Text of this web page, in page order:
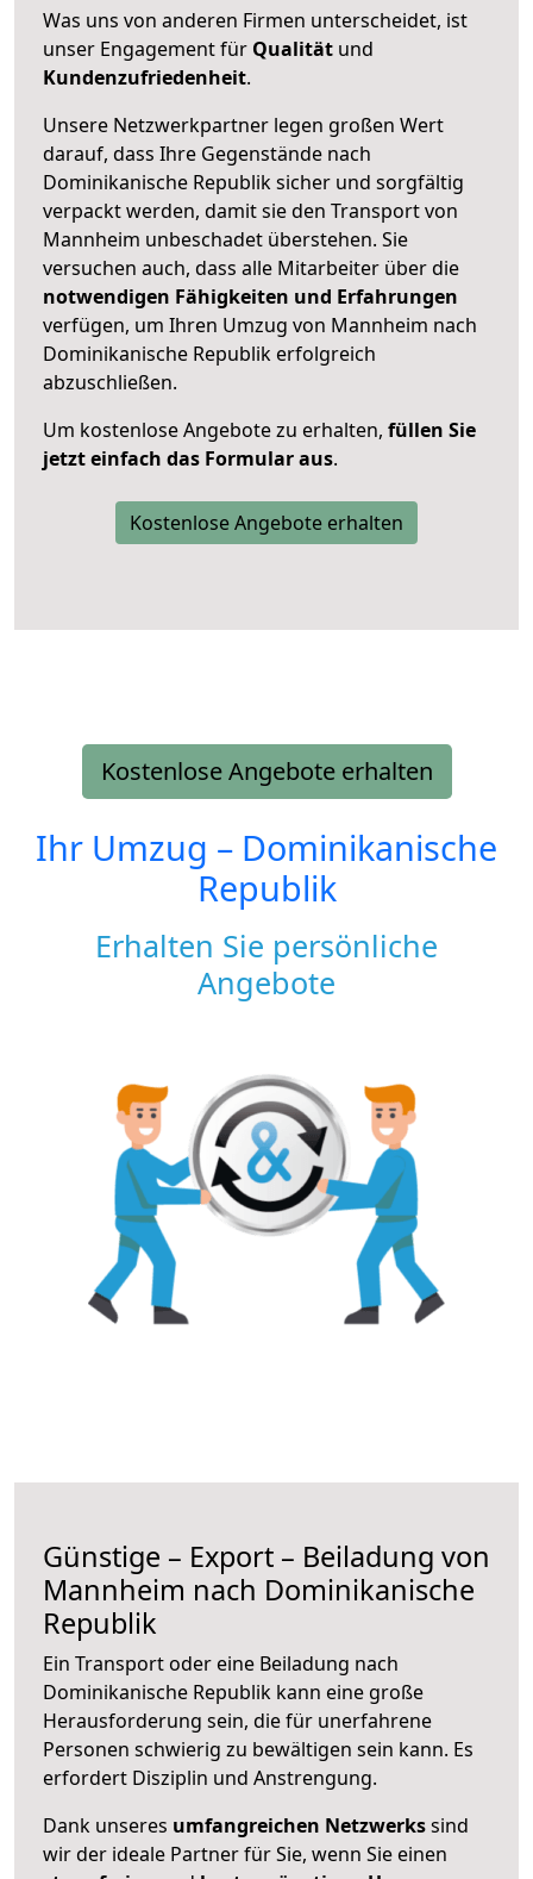
Was uns von anderen Firmen unterscheidet, ist
unser Engagement für Qualität und
Kundenzufriedenheit.
Unsere Netzwerkpartner legen großen Wert
darauf, dass Ihre Gegenstände nach
Dominikanische Republik sicher und sorgfältig
verpackt werden, damit sie den Transport von
Mannheim unbeschadet überstehen. Sie
versuchen auch, dass alle Mitarbeiter über die
notwendigen Fähigkeiten und Erfahrungen
verfügen, um Ihren Umzug von Mannheim nach
Dominikanische Republik erfolgreich
abzuschließen.
Um kostenlose Angebote zu erhalten, füllen Sie
jetzt einfach das Formular aus.
Kostenlose Angebote erhalten
Kostenlose Angebote erhalten
Ihr Umzug – Dominikanische
Republik
Erhalten Sie persönliche
Angebote
Günstige – Export – Beiladung von
Mannheim nach Dominikanische
Republik
Ein Transport oder eine Beiladung nach
Dominikanische Republik kann eine große
Herausforderung sein, die für unerfahrene
Personen schwierig zu bewältigen sein kann. Es
erfordert Disziplin und Anstrengung.
Dank unseres umfangreichen Netzwerkssind
wir der ideale Partner für Sie, wenn Sie einen